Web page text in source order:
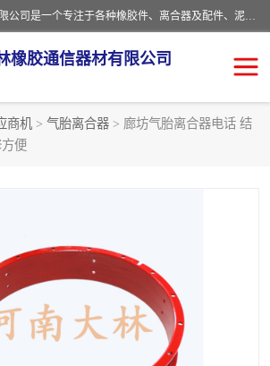
河南大林橡胶通信器材有限公司是一个专注于各种橡胶件、离合器及配件、泥浆泵及配件等产品设计制造和加工的企业。产品应用于矿山、冶金、石油、钢铁、化工、水泥、船舶、造纸、通用机械等各种大功率机械传动或制动装置。
橡胶通信器材有限公司
商机 > 气胎离合器 > 廊坊气胎离合器电话 结
便